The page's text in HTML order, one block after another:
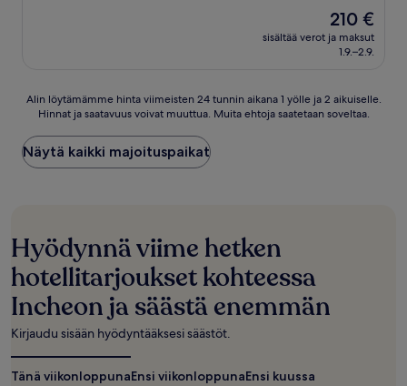
Hinta
on
210 €
210 €
sisältää verot ja maksut
1.9.–2.9.
Alin
löytämämme
hinta
viimeisten
24
ja
aikuiselle.
Hinnat
ja
saatavuus
voivat
muuttua.
Muita
Alin löytämämme hinta viimeisten 24 tunnin aikana 1 yölle ja 2 aikuiselle.
Hinnat ja saatavuus voivat muuttua. Muita ehtoja saatetaan soveltaa.
Näytä kaikki majoituspaikat
Hyödynnä viime hetken
hotellitarjoukset kohteessa
Incheon ja säästä enemmän
Kirjaudu sisään hyödyntääksesi säästöt.
Tänä viikonloppunaEnsi viikonloppunaEnsi kuussa